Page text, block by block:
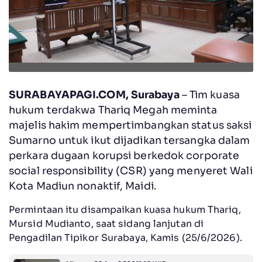
SURABAYAPAGI.COM, Surabaya– Tim kuasa
hukum terdakwa Thariq Megah meminta
majelis hakim mempertimbangkan status saksi
Sumarno untuk ikut dijadikan tersangka dalam
perkara dugaan korupsi berkedok corporate
social responsibility (CSR) yang menyeret Wali
Kota Madiun nonaktif, Maidi.
‎Permintaan itu disampaikan kuasa hukum Thariq,
Mursid Mudianto, saat sidang lanjutan di
Pengadilan Tipikor Surabaya, Kamis (25/6/2026).